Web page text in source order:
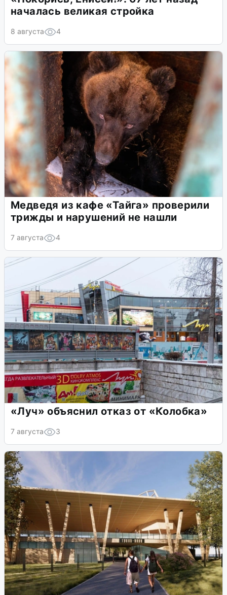
началась великая стройка
8 августа 4
Медведя из кафе «Тайга» проверили
трижды и нарушений не нашли
7 августа 4
«Луч» объяснил отказ от «Колобка»
7 августа 3